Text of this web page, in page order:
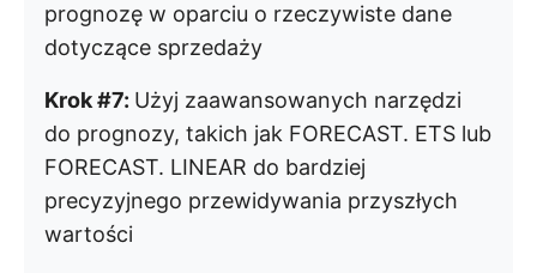
prognozę w oparciu o rzeczywiste dane
dotyczące sprzedaży
Krok #7: Użyj zaawansowanych narzędzi
do prognozy, takich jak FORECAST. ETS lub
FORECAST. LINEAR do bardziej
precyzyjnego przewidywania przyszłych
wartości